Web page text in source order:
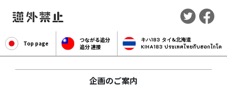
Top page
つながる追分
追分 連接
キハ183 タイ&北海道
KIHA183 ประเทศไทยกับฮอกไกโด
企画のご案内